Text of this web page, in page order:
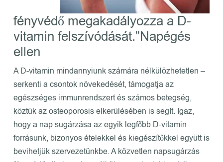
fényvédő megakadályozza a D-
vitamin felszívódását.”Napégés
ellen
A D-vitamin mindannyiunk számára nélkülözhetetlen –
serkenti a csontok növekedését, támogatja az
egészséges immunrendszert és számos betegség,
köztük az osteoporosis elkerülésében is segít. Igaz,
hogy a nap sugárzása az egyik legfőbb D-vitamin
forrásunk, bizonyos ételekkel és kiegészítőkkel együtt is
bevihetjük szervezetünkbe. A közvetlen napsugárzás